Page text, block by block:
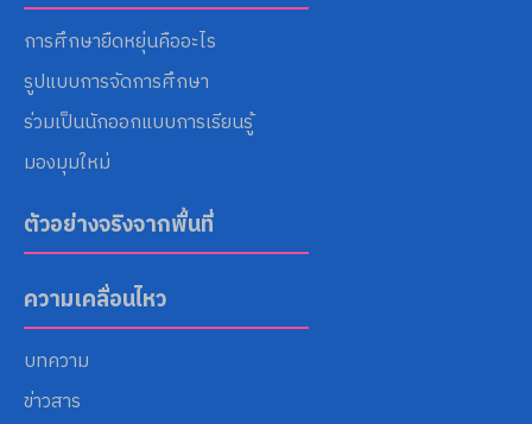
การศึกษายืดหยุ่นคืออะไร
รูปแบบการจัดการศึกษา
ร่วมเป็นนักออกแบบการเรียนรู้
มองมุมใหม่
ตัวอย่างจริงจากพื้นที่
ความเคลื่อนไหว
บทความ
ข่าวสาร